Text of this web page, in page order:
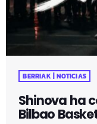
BERRIAK | NOTICIAS
Shinova ha
Bilbao Basket